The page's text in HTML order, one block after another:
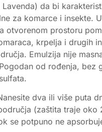
Lavenda) da bi
za komarce i insekte.
otvorenom prostoru
krpelja i drugih
Emulzija nije
od rođenja, bez
dva ili više puta
(zaštita traje oko
se potpuno ne